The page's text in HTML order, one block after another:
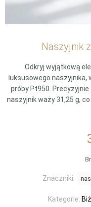
Naszyjnik
Odkryj wyjątkową
luksusowego naszyjnika,
próby Pt950.
naszyjnik waży 31,25 g,
Kategorie:
Znaczniki: